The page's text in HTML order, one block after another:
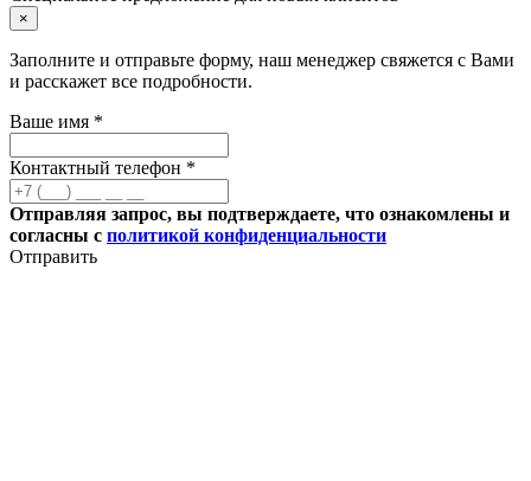
×
Заполните и отправьте форму, наш менеджер свяжется с Вами
и расскажет все подробности.
Ваше имя *
Контактный телефон *
Отправляя запрос, вы подтверждаете, что ознакомлены и
согласны с политикой конфиденциальности
Отправить